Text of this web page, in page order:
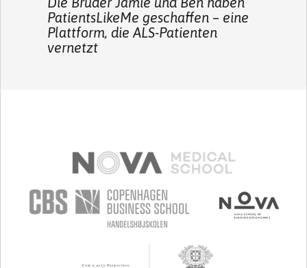
PatientsLikeMe geschaffen – eine
Plattform, die ALS-Patienten
vernetzt